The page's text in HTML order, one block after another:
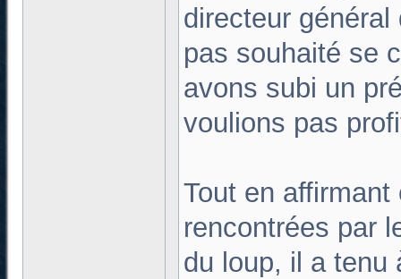
directeur
pas souhaité se
avons subi un
voulions pas
Tout en
rencontrées par
du loup, il a tenu